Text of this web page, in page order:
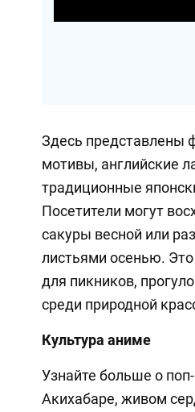
Здесь представлены
мотивы, английские
традиционные
Посетители могут
сакуры весной или
листьями осенью.
для пикников,
среди природной
Культура аниме
Узнайте больше о
Акихабаре, живом